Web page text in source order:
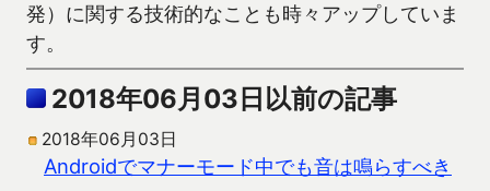
発）に関する技術的なことも時々アップしていま
す。
2018年06月03日以前の記事
2018年06月03日
Androidでマナーモード中でも音は鳴らすべき